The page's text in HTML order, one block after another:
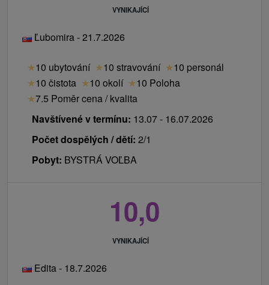
VYNIKAJÍCÍ
Ľubomira - 21.7.2026
★10 ubytování ★10 stravování ★10 personál
★10 čistota ★10 okolí ★10 Poloha
★7.5 Poměr cena / kvalita
Navštívené v termínu: 13.07 - 16.07.2026
Počet dospělých / dětí: 2/1
Pobyt: BYSTRÁ VOĽBA
10,0
VYNIKAJÍCÍ
Edita - 18.7.2026